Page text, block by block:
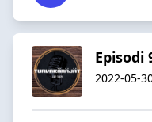
Episodi
2022-05-